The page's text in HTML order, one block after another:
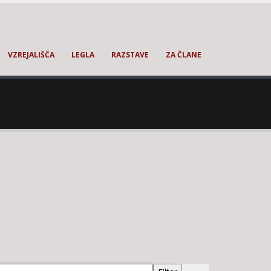
VZREJALIŠČA LEGLA RAZSTAVE ZA ČLANE